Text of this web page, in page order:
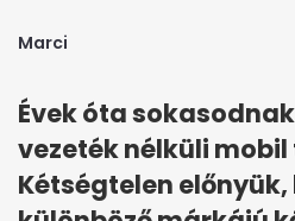
Marci
Évek óta
vezeték nélküli
Kétségtelen